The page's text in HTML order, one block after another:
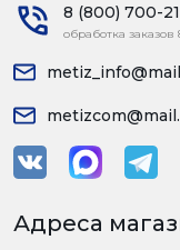
8 (800) 700-
обработка заказов
Адреса